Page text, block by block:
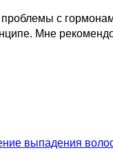
проблемы с
Мне
выпадения